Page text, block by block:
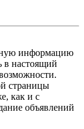
информацию
в настоящий
страницы
как и с
объявлений